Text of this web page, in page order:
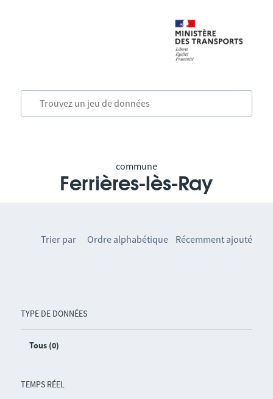
commune
Ferrières-lès-Ray
TYPE DE DONNÉES
Tous (0)
TEMPS RÉEL
Trier par Ordre alphabétique Récemment ajouté